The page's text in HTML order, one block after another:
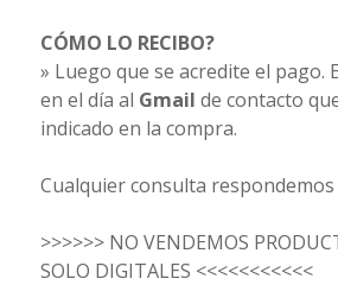
CÓMO LO RECIBO?
» Luego que se acredite el pago.
en el día al Gmail de contacto
indicado en la compra.
Cualquier consulta respondemos
>>>>>> NO VENDEMOS
SOLO DIGITALES <<<<<<<<<<<